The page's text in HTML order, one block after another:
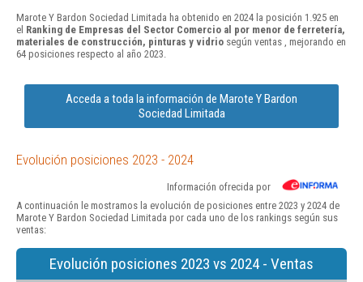
Marote Y Bardon Sociedad Limitada ha obtenido en 2024 la posición 1.925 en
el Ranking de Empresas del Sector Comercio al por menor de ferretería,
materiales de construcción, pinturas y vidrio según ventas , mejorando en
64 posiciones respecto al año 2023.
Acceda a toda la información de Marote Y Bardon
Sociedad Limitada
Evolución posiciones 2023 - 2024
Información ofrecida por
A continuación le mostramos la evolución de posiciones entre 2023 y 2024 de
Marote Y Bardon Sociedad Limitada por cada uno de los rankings según sus
ventas:
Evolución posiciones 2023 vs 2024 - Ventas